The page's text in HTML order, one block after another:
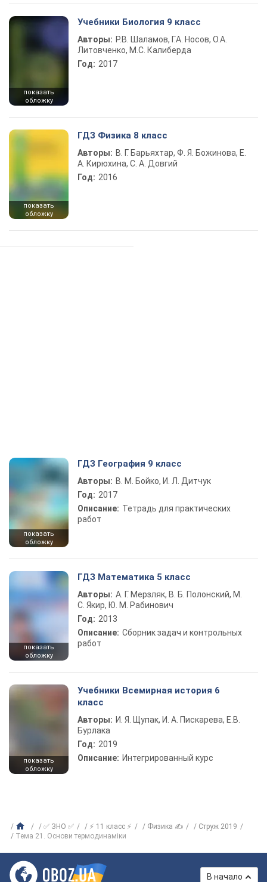
показать
обложку
Учебники Биология 9 класс
Авторы: Р.В. Шаламов, Г.А. Носов, О.А.
Литовченко, М.С. Калиберда
Год: 2017
показать
обложку
ГДЗ Физика 8 класс
Авторы: В. Г. Барьяхтар, Ф. Я. Божинова, Е.
А. Кирюхина, С. А. Довгий
Год: 2016
показать
обложку
ГДЗ География 9 класс
Авторы: В. М. Бойко, И. Л. Дитчук
Год: 2017
Описание: Тетрадь для практических
работ
показать
обложку
ГДЗ Математика 5 класс
Авторы: А. Г. Мерзляк, В. Б. Полонский, М.
С. Якир, Ю. М. Рабинович
Год: 2013
Описание: Сборник задач и контрольных
работ
показать
обложку
Учебники Всемирная история 6
класс
Авторы: И. Я. Щупак, И. А. Пискарева, Е.В.
Бурлака
Год: 2019
Описание: Интегрированный курс
✅ ЗНО ✅ ⚡ 11 класс ⚡ Физика ✍
Струж 2019
Тема 21. Основи термодинаміки
В начало